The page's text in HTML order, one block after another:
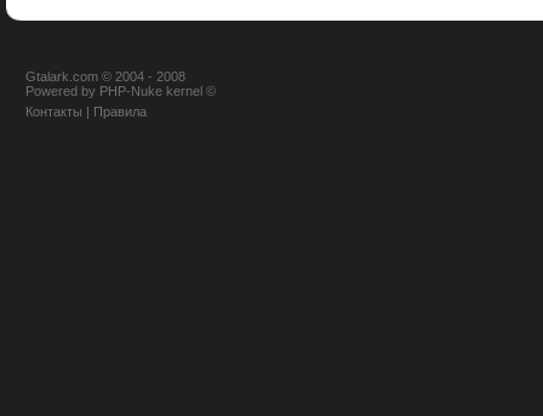
Gtalark.com © 2004 - 2008
Powered by PHP-Nuke kernel ©
Контакты | Правила